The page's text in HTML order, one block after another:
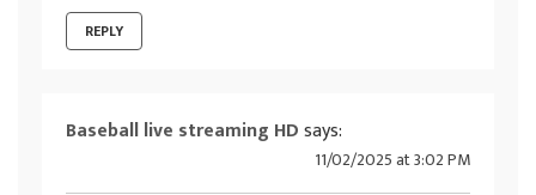
REPLY
Baseball live streaming HDsays:
11/02/2025 at 3:02 PM